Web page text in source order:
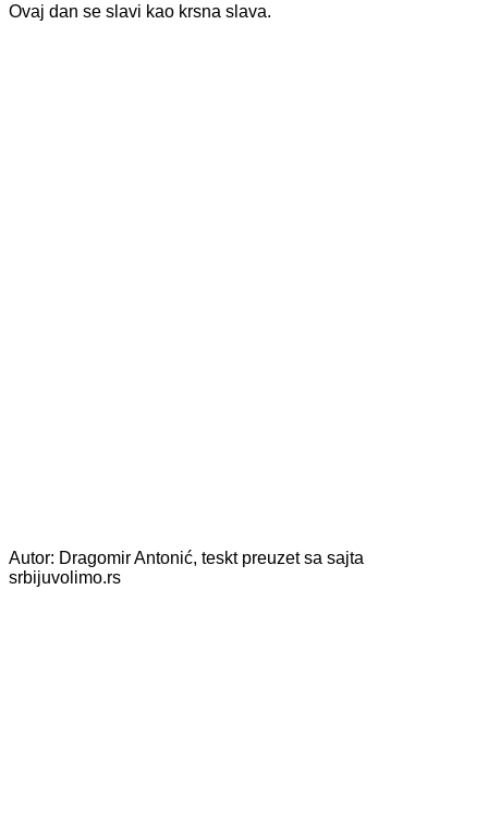
Ovaj dan se slavi kao krsna slava.
Autor: Dragomir Antonić, teskt preuzet sa sajta
srbijuvolimo.rs